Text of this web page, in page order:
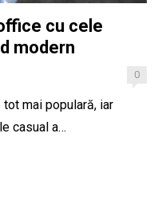
cu cele
modern
0
mai populară, iar
casual a…